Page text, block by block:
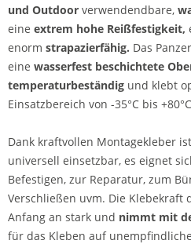
und Outdoor verwendendbare,
eine extrem hohe Reißfestigkeit,
enorm strapazierfähig. Das
eine wasserfest beschichtete
temperaturbeständig und klebt
Einsatzbereich von -35°C bis
Dank kraftvollen Montagekleber
universell einsetzbar, es eignet
Befestigen, zur Reparatur, zum
Verschließen uvm. Die Klebekraft
Anfang an stark und nimmt mit
für das Kleben auf